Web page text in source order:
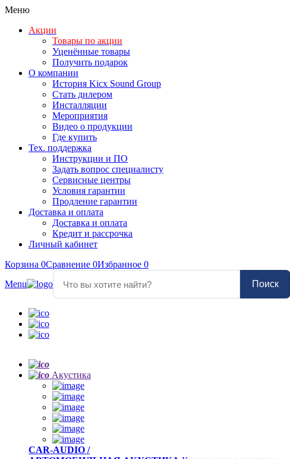
Меню
Акции
Товары по акции
Уценённые товары
Получить подарок
О компании
История Kicx Sound Group
Стать дилером
Инсталляции
Мероприятия
Видео о продукции
Где купить
Тех. поддержка
Инструкции и ПО
Задать вопрос специалисту
Сервисные центры
Условия гарантии
Продление гарантии
Доставка и оплата
Доставка и оплата
Кредит и рассрочка
Личный кабинет
Корзина 0Сравнение 0Избранное 0
Menu Поиск
Акустика
CAR-AUDIO /